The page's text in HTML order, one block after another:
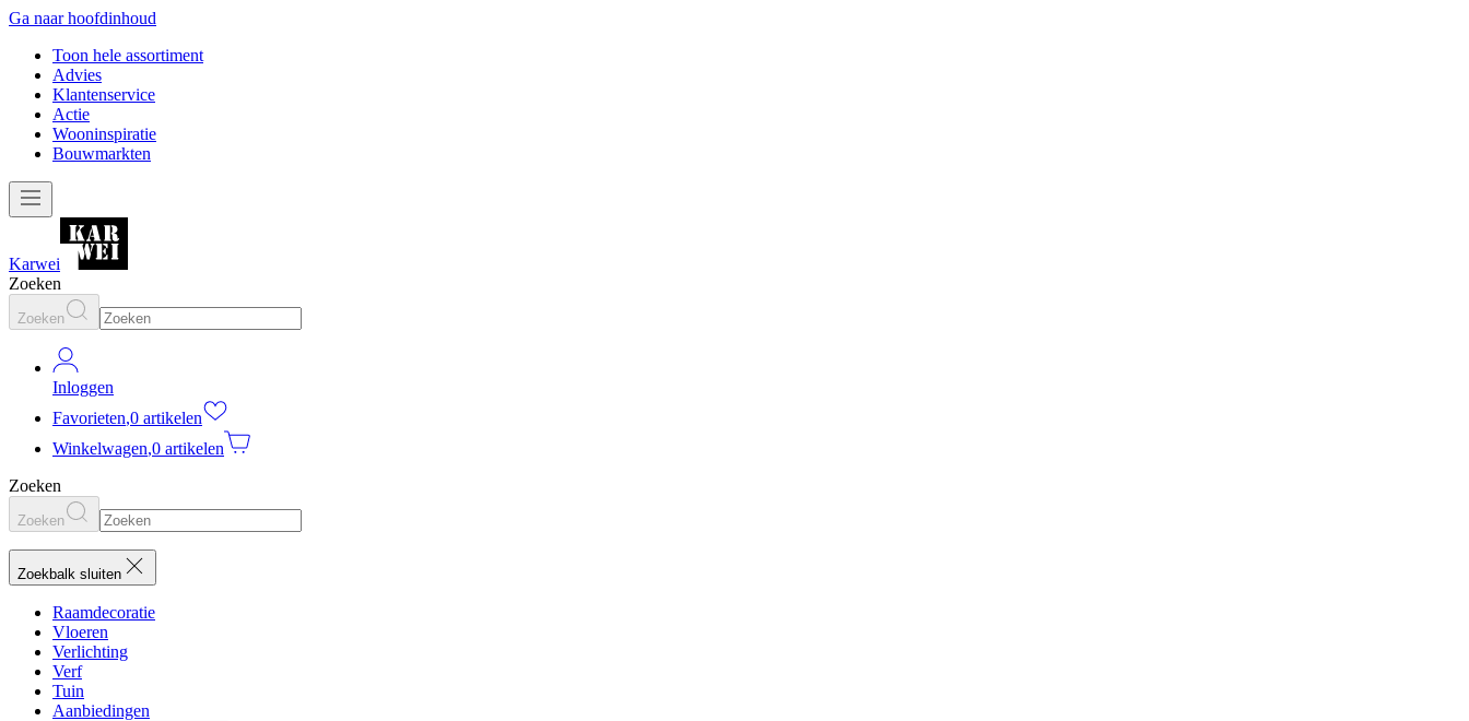
Ga naar hoofdinhoud
Toon hele assortiment
Advies
Klantenservice
Actie
Wooninspiratie
Bouwmarkten
Karwei
Zoeken
Zoeken
Inloggen
Favorieten,0 artikelen
Winkelwagen,0 artikelen
Zoeken
Zoeken
Zoekbalk sluiten
Raamdecoratie
Vloeren
Verlichting
Verf
Tuin
Aanbiedingen